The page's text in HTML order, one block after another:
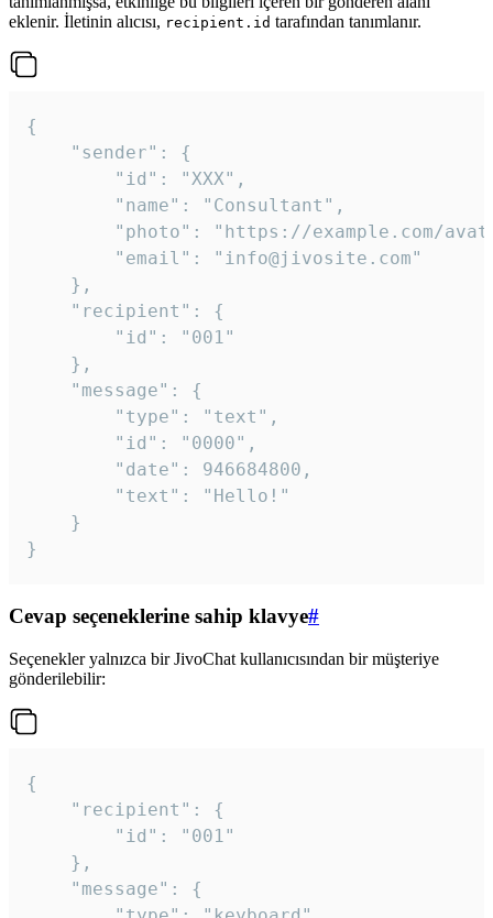
eklenir. İletinin alıcısı, recipient.id tarafından tanımlanır.
{
}
Cevap seçeneklerine sahip klavye#
Seçenekler yalnızca bir JivoChat kullanıcısından bir müşteriye
gönderilebilir:
{